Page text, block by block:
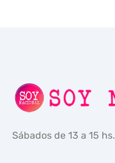
Sábados de 13 a 15 hs.